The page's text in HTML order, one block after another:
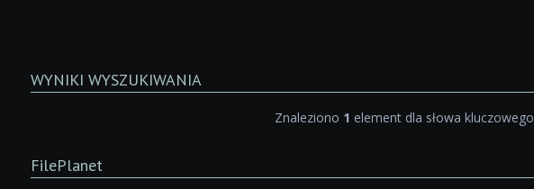
WYNIKI WYSZUKIWANIA
Znaleziono 1 element dla słowa kluczowego
FilePlanet